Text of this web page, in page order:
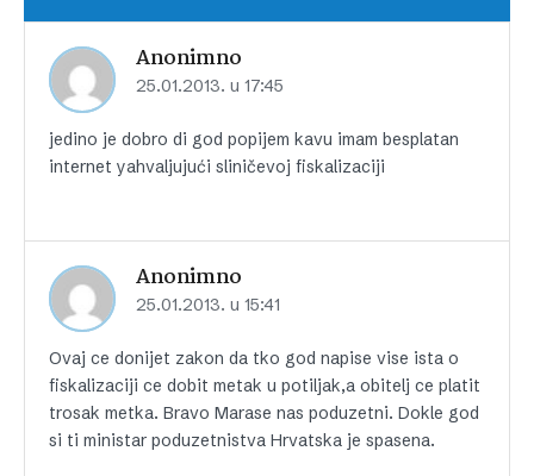
Anonimno
25.01.2013. u 17:45
jedino je dobro di god popijem kavu imam besplatan
internet yahvaljujući sliničevoj fiskalizaciji
Anonimno
25.01.2013. u 15:41
Ovaj ce donijet zakon da tko god napise vise ista o
fiskalizaciji ce dobit metak u potiljak,a obitelj ce platit
trosak metka. Bravo Marase nas poduzetni. Dokle god
si ti ministar poduzetnistva Hrvatska je spasena.